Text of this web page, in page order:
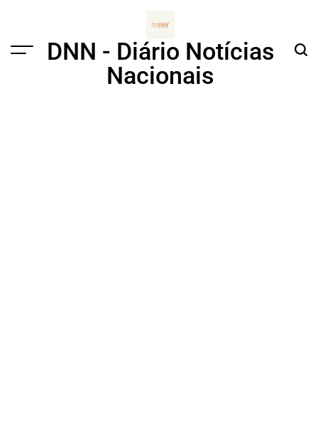
Menu
DNN - Diário Notícias
Nacionais